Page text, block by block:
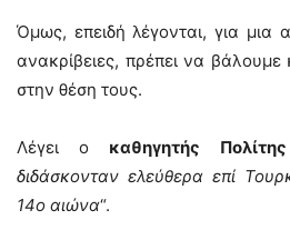
Όμως, επειδή λέγονται, για μια
ανακρίβειες, πρέπει να βάλουμε
στην θέση τους.
Λέγει ο καθηγητής Πολίτης
διδάσκονταν ελεύθερα επί
14ο αιώνα“.